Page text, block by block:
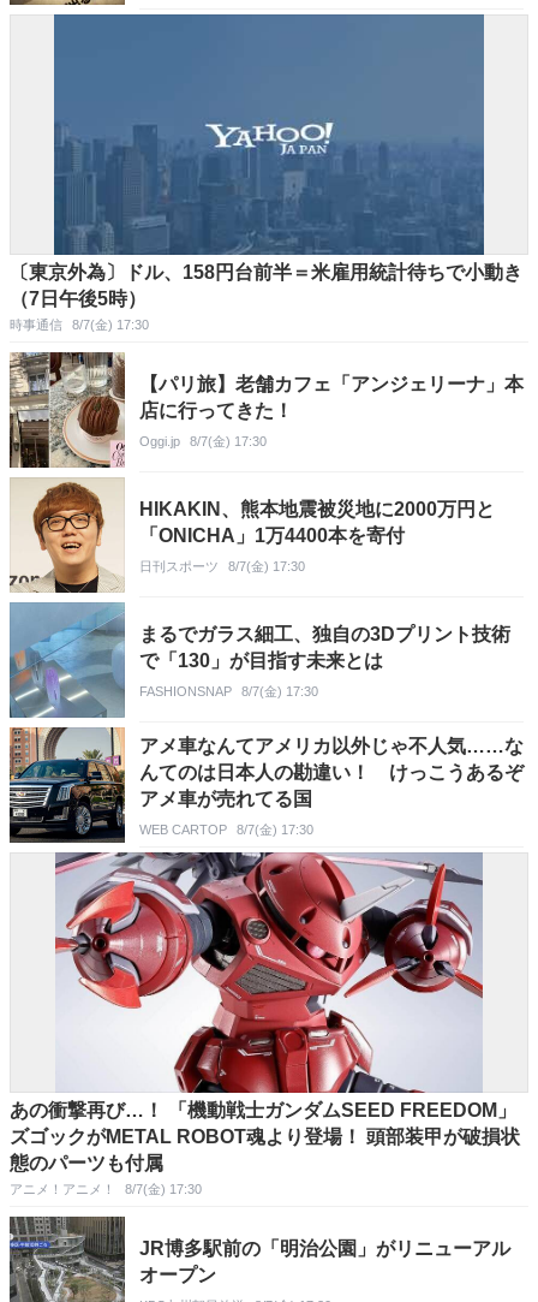
〔東京外為〕ドル、158円台前半＝米雇用統計待ちで小動き
（7日午後5時）
時事通信 8/7(金) 17:30
【パリ旅】老舗カフェ「アンジェリーナ」本
店に行ってきた！
Oggi.jp 8/7(金) 17:30
HIKAKIN、熊本地震被災地に2000万円と
「ONICHA」1万4400本を寄付
日刊スポーツ 8/7(金) 17:30
まるでガラス細工、独自の3Dプリント技術
で「130」が目指す未来とは
FASHIONSNAP 8/7(金) 17:30
アメ車なんてアメリカ以外じゃ不人気……な
んてのは日本人の勘違い！ けっこうあるぞ
アメ車が売れてる国
WEB CARTOP 8/7(金) 17:30
あの衝撃再び…！ 「機動戦士ガンダムSEED FREEDOM」
ズゴックがMETAL ROBOT魂より登場！ 頭部装甲が破損状
態のパーツも付属
アニメ！アニメ！ 8/7(金) 17:30
JR博多駅前の「明治公園」がリニューアル
オープン